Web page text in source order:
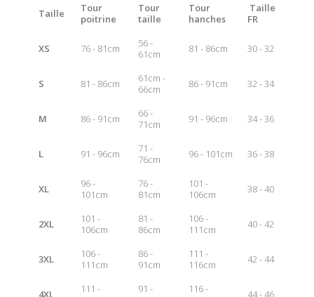
Taille
Tour
poitrine
Tour
taille
Tour
hanches
Taille
FR
XS 76 - 81cm
56 -
61cm
81 - 86cm 30 - 32
S 81 - 86cm
61cm -
66cm
86 - 91cm 32 - 34
M 86 - 91cm
66 -
71cm
91 - 96cm 34 - 36
L 91 - 96cm
71 -
76cm
96 - 101cm 36 - 38
XL
96 -
101cm
76 -
81cm
101 -
106cm
38 - 40
2XL
101 -
106cm
81 -
86cm
106 -
111cm
40 - 42
3XL
106 -
111cm
86 -
91cm
111 -
116cm
42 - 44
4XL
111 -
91 -
116 -
44 - 46